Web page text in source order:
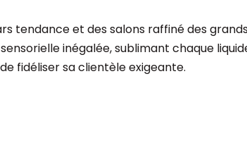
et des salons raffiné des
inégalée, sublimant chaque
fidéliser sa clientèle exigeante.